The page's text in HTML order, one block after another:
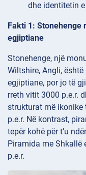
dhe identitetin e
Fakti 1: Stonehenge
egjiptiane
Stonehenge, një
Wiltshire, Angli,
egjiptiane, por jo të
rreth vitit 3000 p.e.r.
strukturat më ikonike
p.e.r. Në kontrast,
tepër kohë për t’u
Piramida me Shkallë
p.e.r.